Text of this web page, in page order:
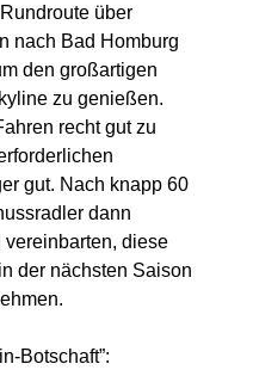
über
nach Bad Homburg
den großartigen
zu genießen.
recht gut zu
gut. Nach knapp 60
dann
diese
der nächsten Saison
Botschaft”: